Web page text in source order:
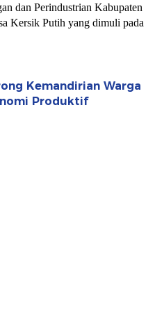
dan Perindustrian Kabupaten
Kersik Putih yang dimuli pada
Kemandirian Warga
Produktif